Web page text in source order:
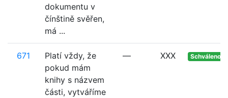
dokumentu v
čínštině svěřen,
má ...
671
Platí vždy, že
pokud mám
knihy s názvem
části, vytváříme
— XXX Schváleno